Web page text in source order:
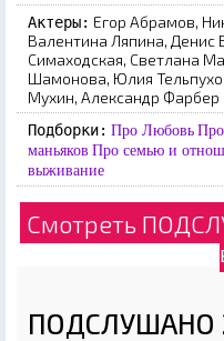
Актеры: Егор Абрамов,
Валентина Ляпина, Денис
Симаходская, Светлана
Шамонова, Юлия
Мухин, Александр Фарбер
Подборки: Про Любовь
маньяков Про семью и
выживание
Смотреть
ПОДСЛУШАНО